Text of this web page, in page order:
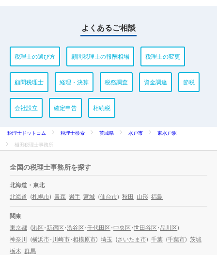
よくあるご相談
税理士の選び方 顧問税理士の報酬相場 税理士の変更
顧問税理士 経理・決算 税務調査 資金調達 節税
会社設立 確定申告 相続税
税理士ドットコム 税理士検索 茨城県 水戸市
東水戸駅
樋田税理士事務所
全国の税理士事務所を探す
北海道・東北
北海道 (札幌市) 青森 岩手 宮城 (仙台市) 秋田 山形 福島
関東
東京都 (港区・新宿区・渋谷区・千代田区・中央区・世田谷区・品川区)
神奈川 (横浜市・川崎市・相模原市) 埼玉 (さいたま市) 千葉 (千葉市) 茨城
栃木 群馬